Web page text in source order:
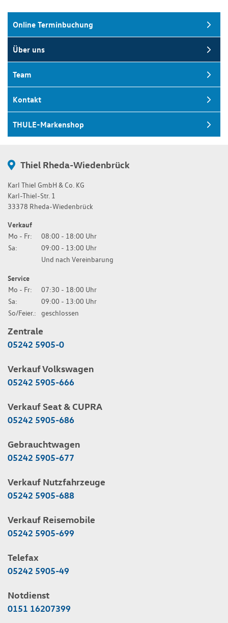
Online Terminbuchung
Über uns
Team
Kontakt
THULE-Markenshop
Thiel Rheda-Wiedenbrück
Karl Thiel GmbH & Co. KG
Karl-Thiel-Str. 1
33378 Rheda-Wiedenbrück
Verkauf
Mo - Fr:
08:00 - 18:00 Uhr
Sa:
09:00 - 13:00 Uhr
Und nach Vereinbarung
Service
Mo - Fr:
07:30 - 18:00 Uhr
Sa:
09:00 - 13:00 Uhr
So/Feier.: geschlossen
Zentrale
05242 5905-0
Verkauf Volkswagen
05242 5905-666
Verkauf Seat & CUPRA
05242 5905-686
Gebrauchtwagen
05242 5905-677
Verkauf Nutzfahrzeuge
05242 5905-688
Verkauf Reisemobile
05242 5905-699
Telefax
05242 5905-49
Notdienst
0151 16207399